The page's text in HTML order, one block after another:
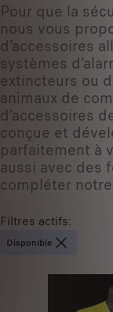
Pour que la
nous vous
d'accessoires
systèmes
extincteurs ou
animaux de
d’accessoires
conçue et
parfaitement à
aussi avec des
compléter
Filtres actifs:
Disponible